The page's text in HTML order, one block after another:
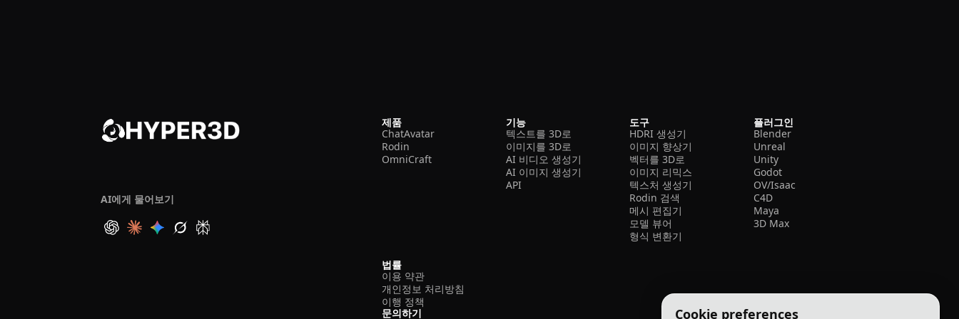
Cookie preferences
AI에게 물어보기
제품
ChatAvatar
Rodin
OmniCraft
기능
텍스트를 3D로
이미지를 3D로
AI 비디오 생성기
AI 이미지 생성기
API
도구
HDRI 생성기
이미지 향상기
벡터를 3D로
이미지 리믹스
텍스처 생성기
Rodin 검색
메시 편집기
모델 뷰어
형식 변환기
플러그인
Blender
Unreal
Unity
Godot
OV/Isaac
C4D
Maya
3D Max
법률
이용 약관
개인정보 처리방침
이행 정책
문의하기